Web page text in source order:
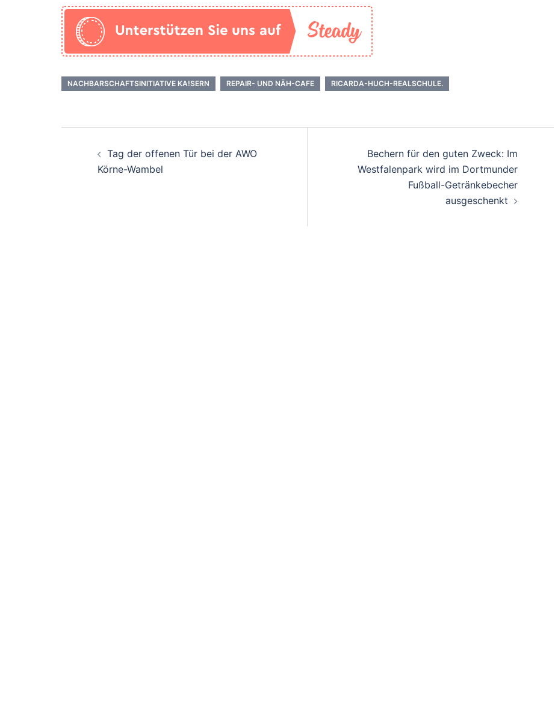
NACHBARSCHAFTSINITIATIVE KA!SERN REPAIR- UND NÄH-CAFE RICARDA-HUCH-REALSCHULE.
Beitrags-
Navigation
Tag der offenen Tür bei der AWO
Körne-Wambel
Bechern für den guten Zweck: Im
Westfalenpark wird im Dortmunder
Fußball-Getränkebecher
ausgeschenkt